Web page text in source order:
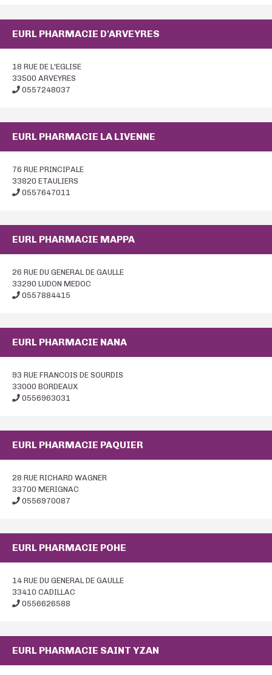
EURL PHARMACIE D'ARVEYRES
18 RUE DE L'EGLISE
33500 ARVEYRES
0557248037
EURL PHARMACIE LA LIVENNE
76 RUE PRINCIPALE
33820 ETAULIERS
0557647011
EURL PHARMACIE MAPPA
26 RUE DU GENERAL DE GAULLE
33290 LUDON MEDOC
0557884415
EURL PHARMACIE NANA
93 RUE FRANCOIS DE SOURDIS
33000 BORDEAUX
0556963031
EURL PHARMACIE PAQUIER
28 RUE RICHARD WAGNER
33700 MERIGNAC
0556970087
EURL PHARMACIE POHE
14 RUE DU GENERAL DE GAULLE
33410 CADILLAC
0556626588
EURL PHARMACIE SAINT YZAN